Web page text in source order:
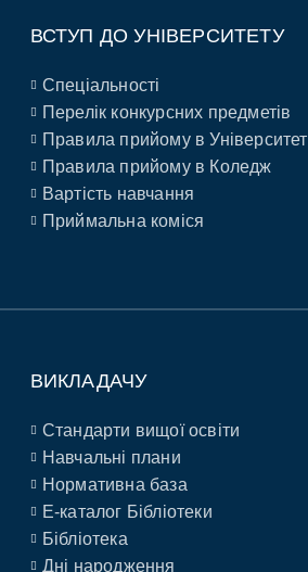
ВСТУП ДО УНІВЕРСИТЕТУ
Спеціальності
Перелік конкурсних предметів
Правила прийому в Університет
Правила прийому в Коледж
Вартість навчання
Приймальна коміся
ВИКЛАДАЧУ
Стандарти вищої освіти
Навчальні плани
Нормативна база
E-каталог Бібліотеки
Бібліотека
Дні народження